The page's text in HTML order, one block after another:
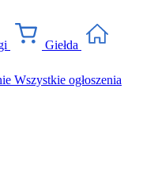
Giełda
Wszystkie ogłoszenia